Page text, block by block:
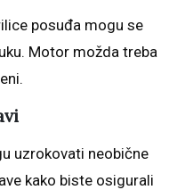
posuđa mogu se
Motor možda treba
uzrokovati neobične
kako biste osigurali